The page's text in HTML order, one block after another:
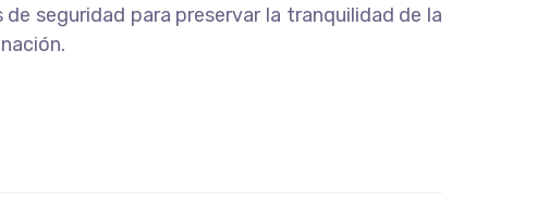
seguridad para preservar la tranquilidad de la